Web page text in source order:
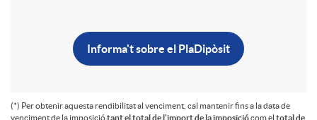
Informa't sobre el PlaDipòsit
(*) Per obtenir aquesta rendibilitat al venciment, cal mantenir fins a la data de
venciment de la imposiciótant el total de l'import de la imposiciócom el total de